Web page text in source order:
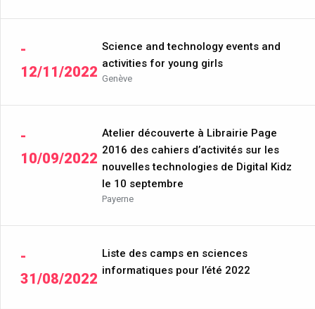
-
12/11/2022
Science and technology events and
activities for young girls
Genève
-
10/09/2022
Atelier découverte à Librairie Page
2016 des cahiers d’activités sur les
nouvelles technologies de Digital Kidz
le 10 septembre
Payerne
-
31/08/2022
Liste des camps en sciences
informatiques pour l’été 2022